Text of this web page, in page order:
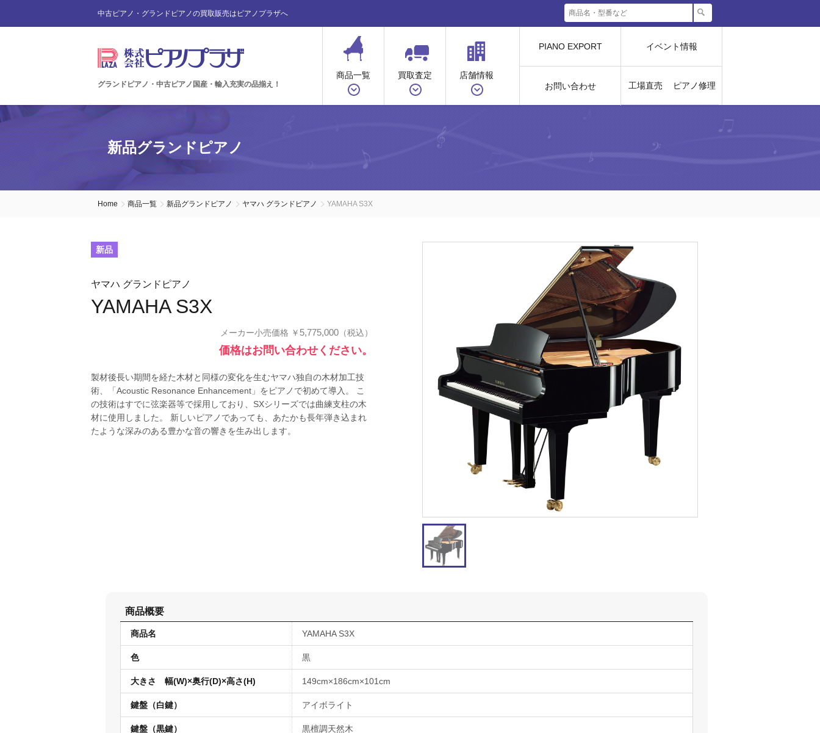
中古ピアノ・グランドピアノの買取販売はピアノプラザへ
グランドピアノ・中古ピアノ国産・輸入充実の品揃え！
商品一覧 買取査定 店舗情報
PIANO EXPORT
お問い合わせ
イベント情報
工場直売 ピアノ修理
新品グランドピアノ
Home 商品一覧 新品グランドピアノ ヤマハ グランドピアノ YAMAHA S3X
新品
ヤマハ グランドピアノ
YAMAHA S3X
メーカー小売価格 ￥ 5,775,000 （税込）
価格はお問い合わせください。
製材後長い期間を経た木材と同様の変化を生むヤマハ独自の木材加工技
術、「Acoustic Resonance Enhancement」をピアノで初めて導入。 こ
の技術はすでに弦楽器等で採用しており、SXシリーズでは曲練支柱の木
材に使用しました。 新しいピアノであっても、あたかも長年弾き込まれ
たような深みのある豊かな音の響きを生み出します。
商品概要
商品名 YAMAHA S3X
色 黒
大きさ 幅(W)×奥行(D)×高さ(H) 149cm×186cm×101cm
鍵盤（白鍵） アイボライト
鍵盤（黒鍵） 黒檀調天然木